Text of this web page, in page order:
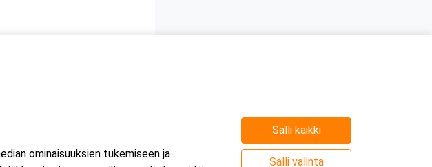
osallistua
sovelluskaupasta.
ominaisuuksien tukemiseen ja
Salli kaikki
Salli valinta